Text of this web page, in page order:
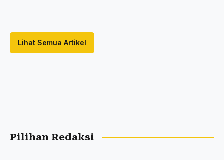
Lihat Semua Artikel
Pilihan Redaksi